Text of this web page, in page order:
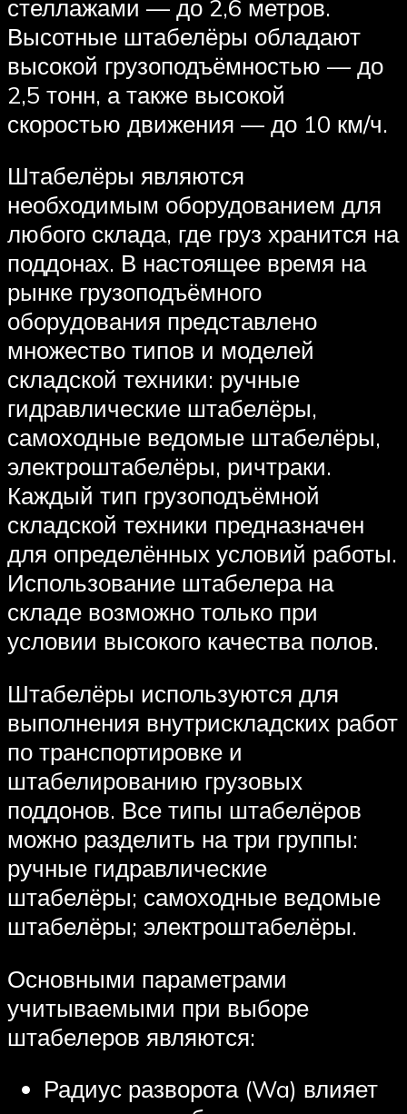
стеллажами — до 2,6 метров.
Высотные штабелёры обладают
высокой грузоподъёмностью — до
2,5 тонн, а также высокой
скоростью движения — до 10 км/ч.
Штабелёры являются
необходимым оборудованием для
любого склада, где груз хранится на
поддонах. В настоящее время на
рынке грузоподъёмного
оборудования представлено
множество типов и моделей
складской техники: ручные
гидравлические штабелёры,
самоходные ведомые штабелёры,
электроштабелёры, ричтраки.
Каждый тип грузоподъёмной
складской техники предназначен
для определённых условий работы.
Использование штабелера на
складе возможно только при
условии высокого качества полов.
Штабелёры используются для
выполнения внутрискладских работ
по транспортировке и
штабелированию грузовых
поддонов. Все типы штабелёров
можно разделить на три группы:
ручные гидравлические
штабелёры; самоходные ведомые
штабелёры; электроштабелёры.
Основными параметрами
учитываемыми при выборе
штабелеров являются:
Радиус разворота (Wa) влияет